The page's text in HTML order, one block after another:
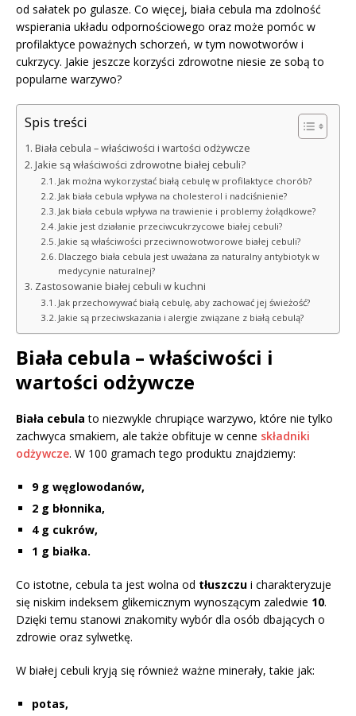
od sałatek po gulasze. Co więcej, biała cebula ma zdolność
wspierania układu odpornościowego oraz może pomóc w
profilaktyce poważnych schorzeń, w tym nowotworów i
cukrzycy. Jakie jeszcze korzyści zdrowotne niesie ze sobą to
popularne warzywo?
Spis treści
Biała cebula – właściwości i wartości odżywcze
Jakie są właściwości zdrowotne białej cebuli?
Jak można wykorzystać białą cebulę w profilaktyce chorób?
Jak biała cebula wpływa na cholesterol i nadciśnienie?
Jak biała cebula wpływa na trawienie i problemy żołądkowe?
Jakie jest działanie przeciwcukrzycowe białej cebuli?
Jakie są właściwości przeciwnowotworowe białej cebuli?
Dlaczego biała cebula jest uważana za naturalny antybiotyk w
medycynie naturalnej?
Zastosowanie białej cebuli w kuchni
Jak przechowywać białą cebulę, aby zachować jej świeżość?
Jakie są przeciwskazania i alergie związane z białą cebulą?
Biała cebula – właściwości i
wartości odżywcze
Biała cebula to niezwykle chrupiące warzywo, które nie tylko
zachwyca smakiem, ale także obfituje w cenne składniki
odżywcze. W 100 gramach tego produktu znajdziemy:
9 g węglowodanów,
2 g błonnika,
4 g cukrów,
1 g białka.
Co istotne, cebula ta jest wolna od tłuszczu i charakteryzuje
się niskim indeksem glikemicznym wynoszącym zaledwie 10.
Dzięki temu stanowi znakomity wybór dla osób dbających o
zdrowie oraz sylwetkę.
W białej cebuli kryją się również ważne minerały, takie jak:
potas,